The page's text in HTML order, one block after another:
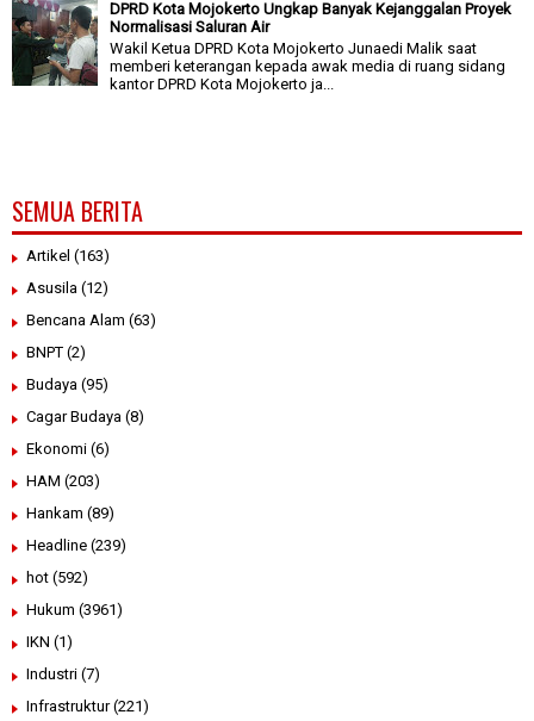
DPRD Kota Mojokerto Ungkap Banyak Kejanggalan Proyek
Normalisasi Saluran Air
Wakil Ketua DPRD Kota Mojokerto Junaedi Malik saat
memberi keterangan kepada awak media di ruang sidang
kantor DPRD Kota Mojokerto ja...
SEMUA BERITA
Artikel (163)
Asusila (12)
Bencana Alam (63)
BNPT (2)
Budaya (95)
Cagar Budaya (8)
Ekonomi (6)
HAM (203)
Hankam (89)
Headline (239)
hot (592)
Hukum (3961)
IKN (1)
Industri (7)
Infrastruktur (221)